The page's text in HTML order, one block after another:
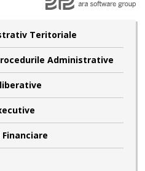
Teritoriale
Administrative